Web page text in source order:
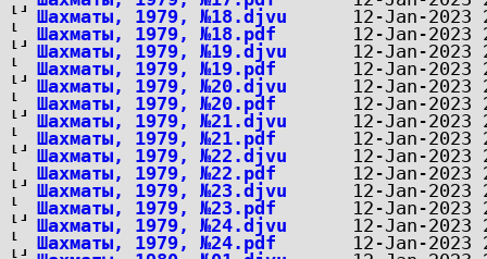
Шахматы, 1979, №18.djvu
Шахматы, 1979, №18.pdf
Шахматы, 1979, №19.djvu
Шахматы, 1979, №19.pdf
Шахматы, 1979, №20.djvu
Шахматы, 1979, №20.pdf
Шахматы, 1979, №21.djvu
Шахматы, 1979, №21.pdf
Шахматы, 1979, №22.djvu
Шахматы, 1979, №22.pdf
Шахматы, 1979, №23.djvu
Шахматы, 1979, №23.pdf
Шахматы, 1979, №24.djvu
Шахматы, 1979, №24.pdf